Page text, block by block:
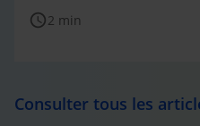
schedule2 min
Consulter tous les